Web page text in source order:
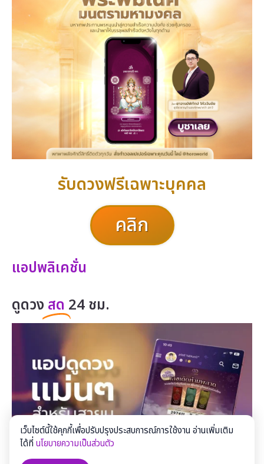
รับดวงฟรีเฉพาะบุคคล
คลิก
แอปพลิเคชั่น
ดูดวง สด 24 ชม.
เว็บไซต์นี้ใช้คุกกี้เพื่อปรับปรุงประสบการณ์การใช้งาน อ่านเพิ่มเติม
ได้ที่นโยบายความเป็นส่วนตัว